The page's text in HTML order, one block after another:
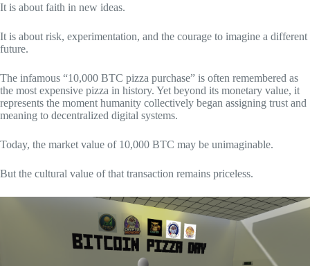
It is about faith in new ideas.
It is about risk, experimentation, and the courage to imagine a different
future.
The infamous “10,000 BTC pizza purchase” is often remembered as
the most expensive pizza in history. Yet beyond its monetary value, it
represents the moment humanity collectively began assigning trust and
meaning to decentralized digital systems.
Today, the market value of 10,000 BTC may be unimaginable.
But the cultural value of that transaction remains priceless.